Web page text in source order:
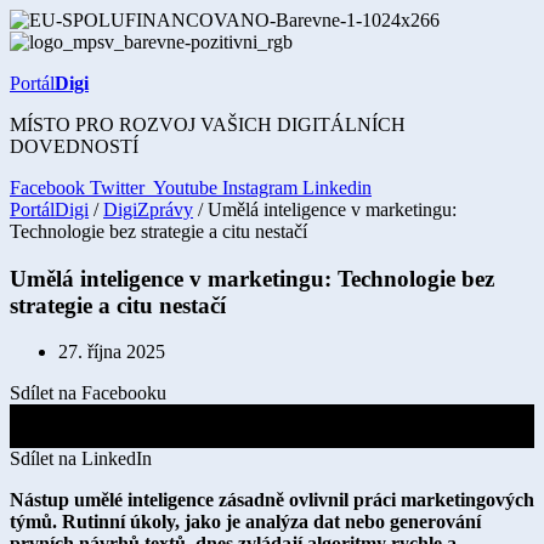
Přejít
k
PortálDigi
MÍSTO PRO ROZVOJ VAŠICH DIGITÁLNÍCH
DOVEDNOSTÍ
Facebook Twitter Youtube Instagram Linkedin
PortálDigi /DigiZprávy / Umělá inteligence v marketingu:
Technologie bez strategie a citu nestačí
Umělá inteligence v marketingu: Technologie bez
strategie a citu nestačí
27. října 2025
Sdílet na Facebooku
Sdílet na LinkedIn
Nástup umělé inteligence zásadně ovlivnil práci marketingových
týmů. Rutinní úkoly, jako je analýza dat nebo generování